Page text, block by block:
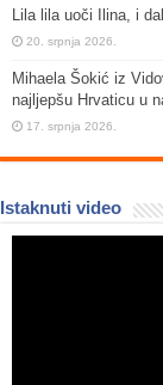
Lila lila uoči Ilina, i
20. srpnja 2026.
Mihaela Šokić iz
najljepšu Hrvaticu u
17. srpnja 2026.
Istaknuti video